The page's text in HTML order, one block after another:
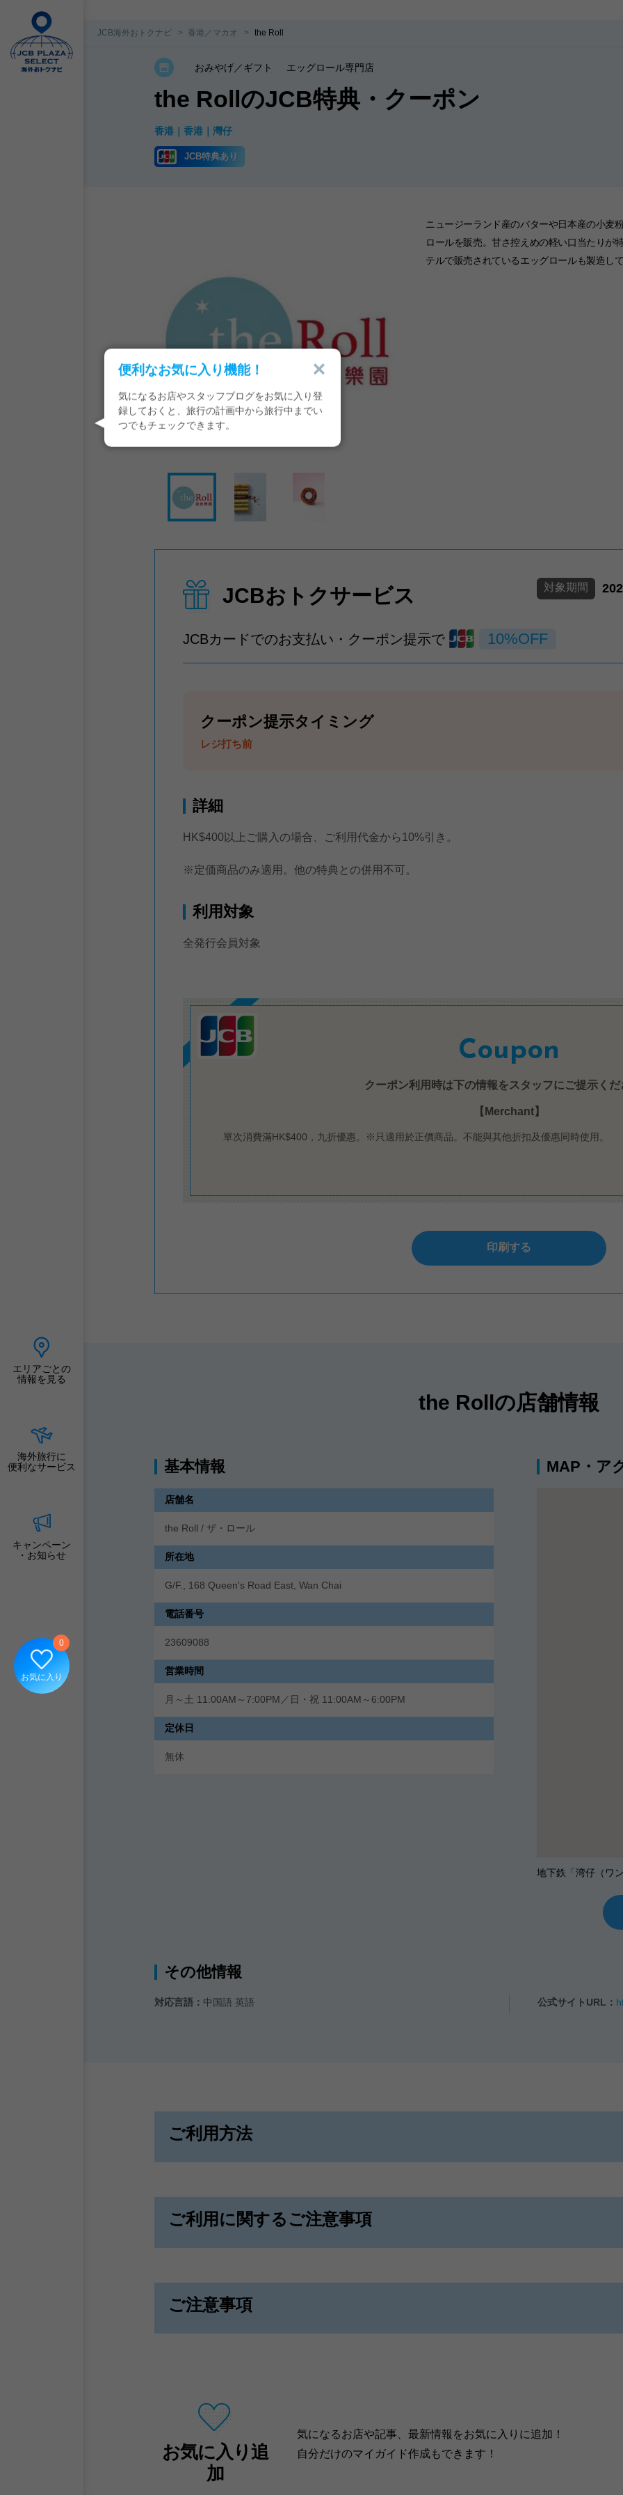
エリアごとの
情報を見る
海外旅行に
便利なサービス
キャンペーン
・お知らせ
お気に入り
0
便利なお気に入り機能！
気になるお店やスタッフブログをお気に入り登
録しておくと、旅行の計画中から旅行中までい
つでもチェックできます。
JCB海外おトクナビ 香港／マカオ the Roll
おみやげ／ギフト エッグロール専門店
the RollのJCB特典・クーポン
香港 香港 灣仔
JCB特典あり
ニュージーランド産のバターや日本産の小麦
ロールを販売。甘さ控えめの軽い口当たりが
テルで販売されているエッグロールも製造し
JCBおトクサービス 対象期間
JCBカードでのお支払い・クーポン提示で 10%OFF
クーポン提示タイミング
レジ打ち前
詳細
HK$400以上ご購入の場合、ご利用代金から10%引き。
※定価商品のみ適用。他の特典との併用不可。
利用対象
全発行会員対象
Coupon
クーポン利用時は下の情報をスタッフにご提示くだ
【Merchant】
單次消費滿HK$400，九折優惠。※只適用於正價商品。不能與其他折扣及優惠同時使用。
印刷する
the Rollの店舗情報
基本情報
店舗名
the Roll / ザ・ロール
所在地
G/F., 168 Queen's Road East, Wan Chai
電話番号
23609088
営業時間
月～土 11:00AM～7:00PM／日・祝 11:00AM～6:00PM
定休日
無休
MAP・ア
地下鉄「湾仔（ワ
その他情報
対応言語： 中国語 英語 公式サイトURL：
ご利用方法
ご利用に関するご注意事項
ご注意事項
お気に入り追
加
気になるお店や記事、最新情報をお気に入りに追加！
自分だけのマイガイド作成もできます！